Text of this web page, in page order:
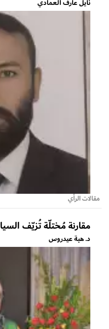
نايل عارف العمادي
مقالات الرأي
مقارنة مُختلّة تُزيّف
د. هبة عيدروس